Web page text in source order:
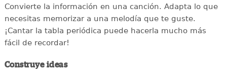
Convierte la información en una canción. Adapta lo que
necesitas memorizar a una melodía que te guste.
¡Cantar la tabla periódica puede hacerla mucho más
fácil de recordar!
Construye ideas